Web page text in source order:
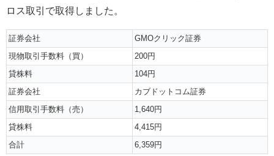
ロス取引で取得しました。
証券会社
GMOクリック証券
現物取引手数料（買）
200円
貸株料
104円
証券会社
カブドットコム証券
信用取引手数料（売）
1,640円
貸株料
4,415円
合計
6,359円